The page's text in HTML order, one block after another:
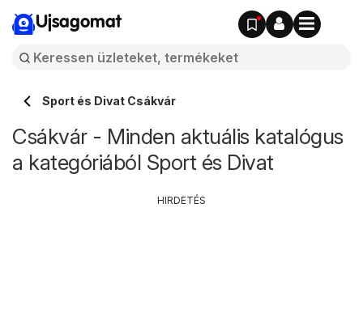
Ujsagomat
Sport és Divat Csákvár
Csákvár - Minden aktuális katalógus
a kategóriából Sport és Divat
HIRDETÉS